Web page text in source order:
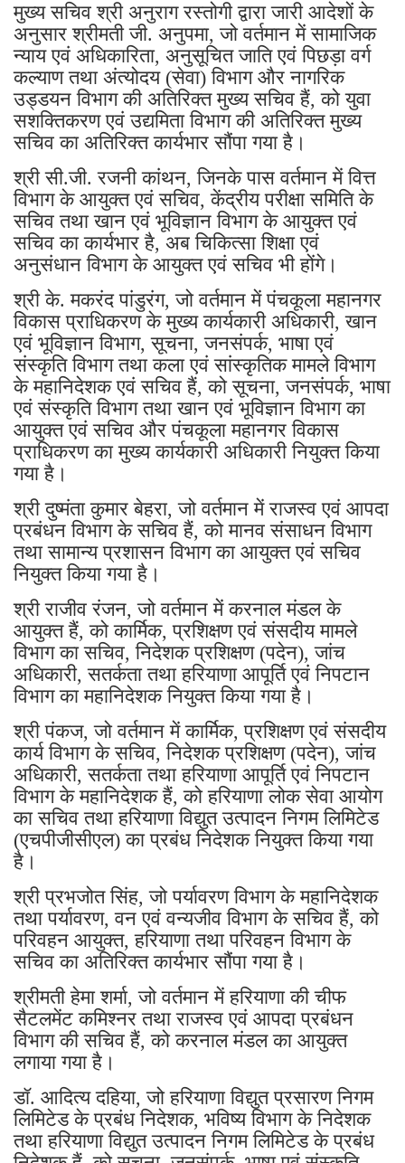
मुख्य सचिव श्री अनुराग रस्तोगी द्वारा जारी आदेशों के
अनुसार श्रीमती जी. अनुपमा, जो वर्तमान में सामाजिक
न्याय एवं अधिकारिता, अनुसूचित जाति एवं पिछड़ा वर्ग
कल्याण तथा अंत्योदय (सेवा) विभाग और नागरिक
उड्डयन विभाग की अतिरिक्त मुख्य सचिव हैं, को युवा
सशक्तिकरण एवं उद्यमिता विभाग की अतिरिक्त मुख्य
सचिव का अतिरिक्त कार्यभार सौंपा गया है।
श्री सी.जी. रजनी कांथन, जिनके पास वर्तमान में वित्त
विभाग के आयुक्त एवं सचिव, केंद्रीय परीक्षा समिति के
सचिव तथा खान एवं भूविज्ञान विभाग के आयुक्त एवं
सचिव का कार्यभार है, अब चिकित्सा शिक्षा एवं
अनुसंधान विभाग के आयुक्त एवं सचिव भी होंगे।
श्री के. मकरंद पांडुरंग, जो वर्तमान में पंचकूला महानगर
विकास प्राधिकरण के मुख्य कार्यकारी अधिकारी, खान
एवं भूविज्ञान विभाग, सूचना, जनसंपर्क, भाषा एवं
संस्कृति विभाग तथा कला एवं सांस्कृतिक मामले विभाग
के महानिदेशक एवं सचिव हैं, को सूचना, जनसंपर्क, भाषा
एवं संस्कृति विभाग तथा खान एवं भूविज्ञान विभाग का
आयुक्त एवं सचिव और पंचकूला महानगर विकास
प्राधिकरण का मुख्य कार्यकारी अधिकारी नियुक्त किया
गया है।
श्री दुष्मंता कुमार बेहरा, जो वर्तमान में राजस्व एवं आपदा
प्रबंधन विभाग के सचिव हैं, को मानव संसाधन विभाग
तथा सामान्य प्रशासन विभाग का आयुक्त एवं सचिव
नियुक्त किया गया है।
श्री राजीव रंजन, जो वर्तमान में करनाल मंडल के
आयुक्त हैं, को कार्मिक, प्रशिक्षण एवं संसदीय मामले
विभाग का सचिव, निदेशक प्रशिक्षण (पदेन), जांच
अधिकारी, सतर्कता तथा हरियाणा आपूर्ति एवं निपटान
विभाग का महानिदेशक नियुक्त किया गया है।
श्री पंकज, जो वर्तमान में कार्मिक, प्रशिक्षण एवं संसदीय
कार्य विभाग के सचिव, निदेशक प्रशिक्षण (पदेन), जांच
अधिकारी, सतर्कता तथा हरियाणा आपूर्ति एवं निपटान
विभाग के महानिदेशक हैं, को हरियाणा लोक सेवा आयोग
का सचिव तथा हरियाणा विद्युत उत्पादन निगम लिमिटेड
(एचपीजीसीएल) का प्रबंध निदेशक नियुक्त किया गया
है।
श्री प्रभजोत सिंह, जो पर्यावरण विभाग के महानिदेशक
तथा पर्यावरण, वन एवं वन्यजीव विभाग के सचिव हैं, को
परिवहन आयुक्त, हरियाणा तथा परिवहन विभाग के
सचिव का अतिरिक्त कार्यभार सौंपा गया है।
श्रीमती हेमा शर्मा, जो वर्तमान में हरियाणा की चीफ
सैटलमेंट कमिश्नर तथा राजस्व एवं आपदा प्रबंधन
विभाग की सचिव हैं, को करनाल मंडल का आयुक्त
लगाया गया है।
डॉ. आदित्य दहिया, जो हरियाणा विद्युत प्रसारण निगम
लिमिटेड के प्रबंध निदेशक, भविष्य विभाग के निदेशक
तथा हरियाणा विद्युत उत्पादन निगम लिमिटेड के प्रबंध